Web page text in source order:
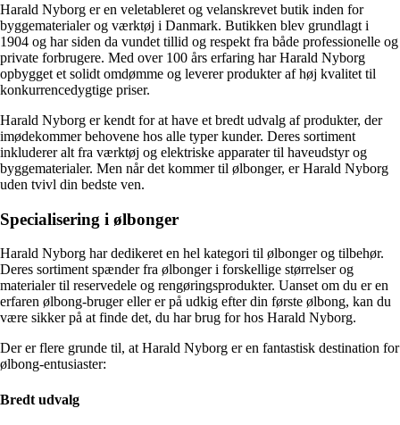
Harald Nyborg er en veletableret og velanskrevet butik inden for
byggematerialer og værktøj i Danmark. Butikken blev grundlagt i
1904 og har siden da vundet tillid og respekt fra både professionelle og
private forbrugere. Med over 100 års erfaring har Harald Nyborg
opbygget et solidt omdømme og leverer produkter af høj kvalitet til
konkurrencedygtige priser.
Harald Nyborg er kendt for at have et bredt udvalg af produkter, der
imødekommer behovene hos alle typer kunder. Deres sortiment
inkluderer alt fra værktøj og elektriske apparater til haveudstyr og
byggematerialer. Men når det kommer til ølbonger, er Harald Nyborg
uden tvivl din bedste ven.
Specialisering i ølbonger
Harald Nyborg har dedikeret en hel kategori til ølbonger og tilbehør.
Deres sortiment spænder fra ølbonger i forskellige størrelser og
materialer til reservedele og rengøringsprodukter. Uanset om du er en
erfaren ølbong-bruger eller er på udkig efter din første ølbong, kan du
være sikker på at finde det, du har brug for hos Harald Nyborg.
Der er flere grunde til, at Harald Nyborg er en fantastisk destination for
ølbong-entusiaster:
Bredt udvalg